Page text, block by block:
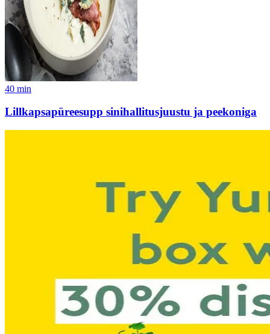
40 min
Lillkapsapüreesupp sinihallitusjuustu ja peekoniga